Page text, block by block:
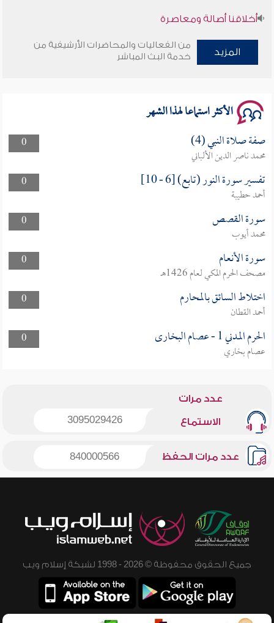
أخلاقنا أصالة ومعاصرة
وأمنهم من خوف 9
المزيد
من الفعاليات والمحاضرات الأرشيفية من
خدمة البث المباشر
الأكثر استماعا لهذا الشهر
0 صفة صلاة النبي (4)
محمد ناصر الدين الألباني
0
تفسير سورة النور (تابع) [6 - 10]
أحمد حطيبة
0
سورة القصص
محمد أيوب
0
سورة الأنعام
مصحف الحرم المكي لعام 1426هـ
0
اختلاط السائق بالمحارم
أحمد القطان
0
الحرم المدني 1 - عصام البخارى
عصام بخاري
عدد مرات
الاستماع 3095029426
عدد مرات الحفظ 840000566
جميع الحقوق محفوظة © 2026 - 1998 لشبكة إسلام ويب